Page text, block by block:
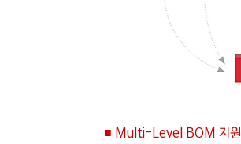
■ Multi-Level BOM 지원